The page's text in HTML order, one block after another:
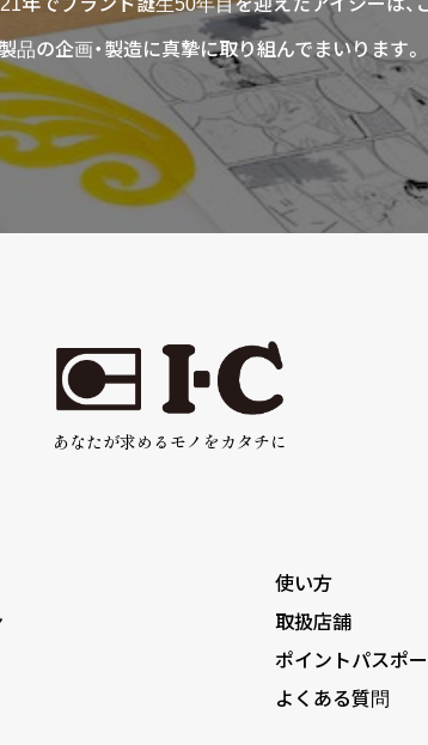
年でブランド誕生50年目を迎えたアイシーは
品の企画・製造に真摯に取り組んでまいります。
あなたが求めるモノをカタチに
使い方
取扱店舗
ポイントパスポ
よくある質問